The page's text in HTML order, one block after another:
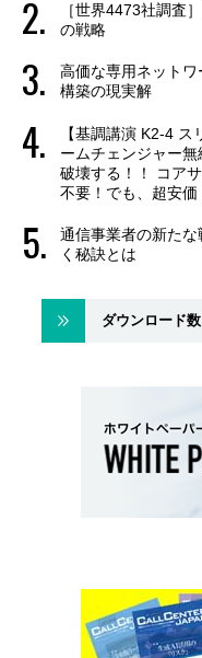
［世界4473社調査
の戦略
高価な専用ネット
構築の現実解
【基調講演 K2-4
ームチェンジャー
破壊する！！ コア
不要！でも、超安
通信事業者の新た
く秘訣とは
ダウンロード